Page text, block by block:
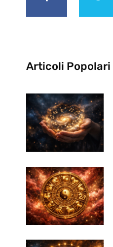
Articoli Popolari